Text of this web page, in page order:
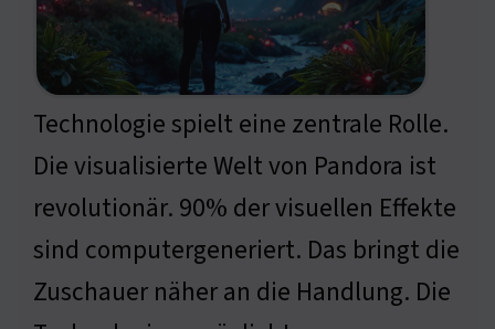
Technologie spielt eine zentrale Rolle.
Die visualisierte Welt von Pandora ist
revolutionär. 90% der visuellen Effekte
sind computergeneriert. Das bringt die
Zuschauer näher an die Handlung. Die